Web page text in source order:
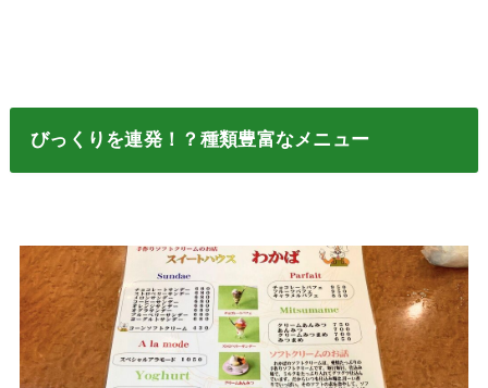
びっくりを連発！？種類豊富なメニュー